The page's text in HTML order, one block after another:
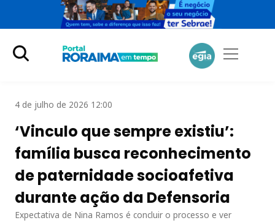
4 de julho de 2026 12:00
‘Vinculo que sempre existiu’:
família busca reconhecimento
de paternidade socioafetiva
durante ação da Defensoria
Expectativa de Nina Ramos é concluir o processo e ver